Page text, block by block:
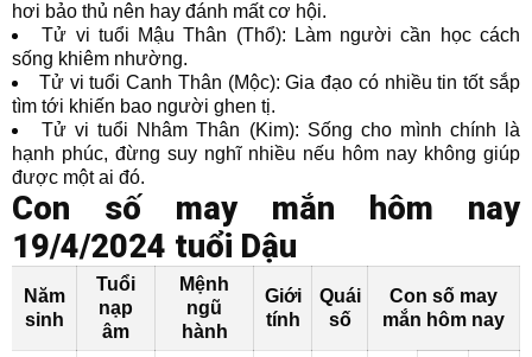
hơi bảo thủ nên hay đánh mất cơ hội.
Tử vi tuổi Mậu Thân (Thổ): Làm người cần học cách
sống khiêm nhường.
Tử vi tuổi Canh Thân (Mộc): Gia đạo có nhiều tin tốt sắp
tìm tới khiến bao người ghen tị.
Tử vi tuổi Nhâm Thân (Kim): Sống cho mình chính là
hạnh phúc, đừng suy nghĩ nhiều nếu hôm nay không giúp
được một ai đó.
Con số may mắn hôm nay
19/4/2024 tuổi Dậu
Năm
sinh
Tuổi
nạp
âm
Mệnh
ngũ
hành
Giới
tính
Quái
số
Con số may
mắn hôm nay